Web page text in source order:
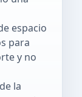
espacio
para
y no
la